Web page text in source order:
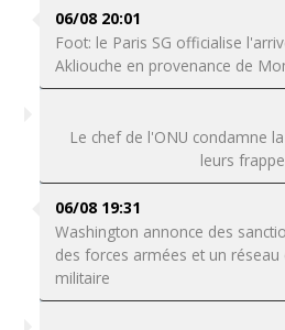
06/08 20:01
Foot: le Paris SG officialise
Akliouche en provenance de
Le chef de l'ONU condamne
leurs
06/08 19:31
Washington annonce des
des forces armées et un
militaire